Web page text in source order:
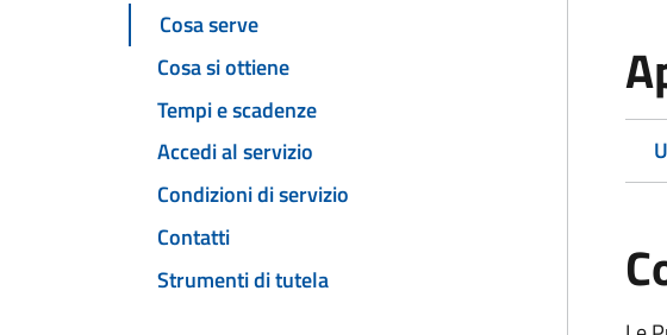
Cosa serve
Cosa si ottiene
Tempi e scadenze
Accedi al servizio
Condizioni di servizio
Contatti
Strumenti di tutela